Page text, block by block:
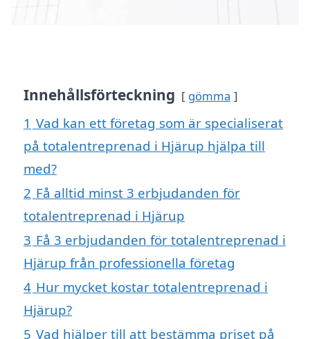
Innehållsförteckning gömma
1 Vad kan ett företag som är specialiserat
på totalentreprenad i Hjärup hjälpa till
med?
2 Få alltid minst 3 erbjudanden för
totalentreprenad i Hjärup
3 Få 3 erbjudanden för totalentreprenad i
Hjärup från professionella företag
4 Hur mycket kostar totalentreprenad i
Hjärup?
5 Vad hjälper till att bestämma priset på